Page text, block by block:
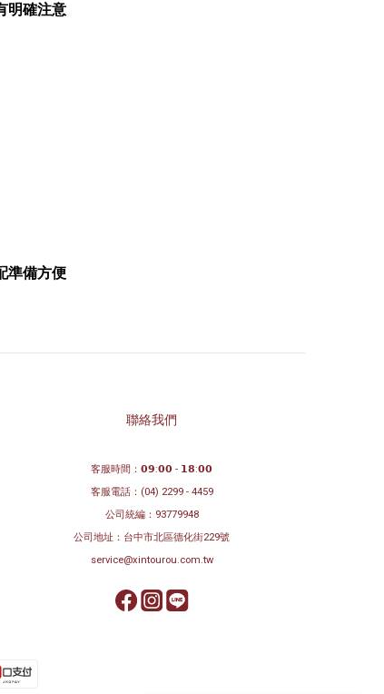
明確注意
準備方便
聯絡我們
客服時間：𝟬𝟵:𝟬𝟬 - 𝟭𝟴:𝟬𝟬
客服電話： (04) 2299 - 4459
公司統編：93779948
公司地址： 台中市北區德化街229號
service@xintourou.com.tw